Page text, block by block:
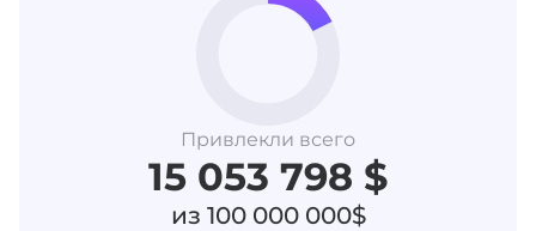
Привлекли всего
15 053 798 $
из 100 000 000$